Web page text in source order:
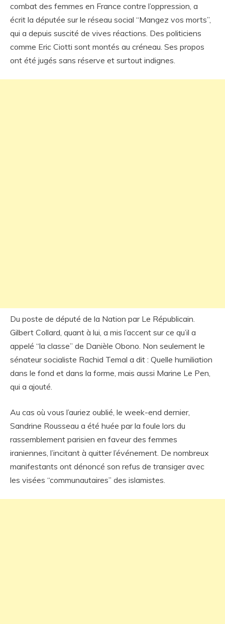
combat des femmes en France contre l’oppression, a
écrit la députée sur le réseau social “Mangez vos morts”,
qui a depuis suscité de vives réactions. Des politiciens
comme Eric Ciotti sont montés au créneau. Ses propos
ont été jugés sans réserve et surtout indignes.
Du poste de député de la Nation par Le Républicain.
Gilbert Collard, quant à lui, a mis l’accent sur ce qu’il a
appelé “la classe” de Danièle Obono. Non seulement le
sénateur socialiste Rachid Temal a dit : Quelle humiliation
dans le fond et dans la forme, mais aussi Marine Le Pen,
qui a ajouté.
Au cas où vous l’auriez oublié, le week-end dernier,
Sandrine Rousseau a été huée par la foule lors du
rassemblement parisien en faveur des femmes
iraniennes, l’incitant à quitter l’événement. De nombreux
manifestants ont dénoncé son refus de transiger avec
les visées “communautaires” des islamistes.